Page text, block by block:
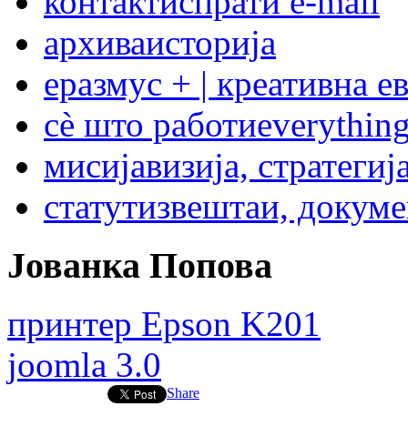
архиваисторија
еразмус + | креативна
сѐ што работи
мисијавизија,
статутизвештаи,
Јованка Попова
принтер Epson K201
joomla 3.0
Share